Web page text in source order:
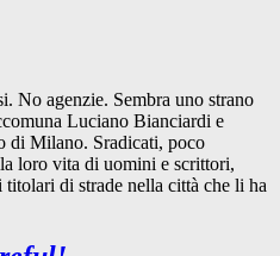
No agenzie. Sembra uno strano
Luciano Bianciardi e
di Milano. Sradicati, poco
loro vita di uomini e scrittori,
di strade nella città che li ha